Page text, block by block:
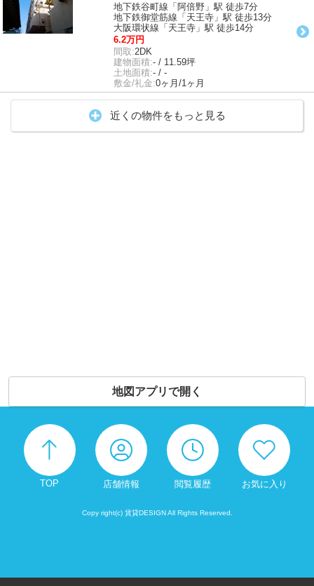
地下鉄谷町線「阿倍野」駅 徒歩7分
地下鉄御堂筋線「天王寺」駅 徒歩13分
大阪環状線「天王寺」駅 徒歩14分
6.2万円
間取:2DK
建物面積:- / 11.59坪
土地面積:- / -
敷金/礼金:0ヶ月/1ヶ月
近くの物件をもっと見る
地図アプリで開く
TOP 店舗情報 閲覧履歴 お気に入り
Copy right(c) 賃貸DESIGN All Rights Reserved.